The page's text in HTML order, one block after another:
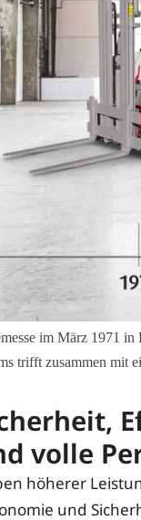
im März 1971
trifft zusammen mit
volle
höherer
und